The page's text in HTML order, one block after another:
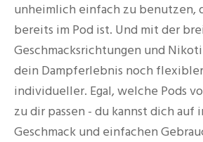
unheimlich einfach zu benutzen,
bereits im Pod ist. Und mit der
Geschmacksrichtungen und
dein Dampferlebnis noch
individueller. Egal, welche Pods
zu dir passen - du kannst dich auf
Geschmack und einfachen